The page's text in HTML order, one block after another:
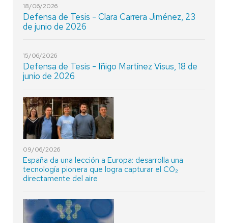
18/06/2026
Defensa de Tesis - Clara Carrera Jiménez, 23
de junio de 2026
15/06/2026
Defensa de Tesis - Iñigo Martínez Visus, 18 de
junio de 2026
09/06/2026
España da una lección a Europa: desarrolla una
tecnología pionera que logra capturar el CO₂
directamente del aire